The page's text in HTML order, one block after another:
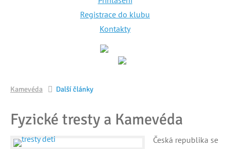
Registrace do klubu
Kontakty
Kamevéda Další články
Fyzické tresty a Kamevéda
Česká republika se